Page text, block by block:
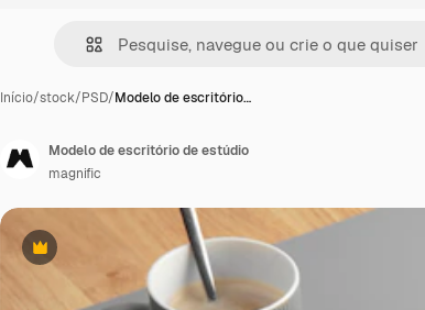
Início/stock/PSD/Modelo de escritório…
Premium
Modelo de escritório de estúdio
magnific